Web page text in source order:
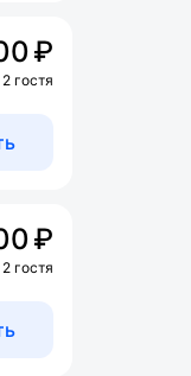
₽
гостя
₽
гостя